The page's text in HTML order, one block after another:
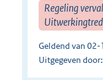
Regeling
Geldend van
Uitgegeven